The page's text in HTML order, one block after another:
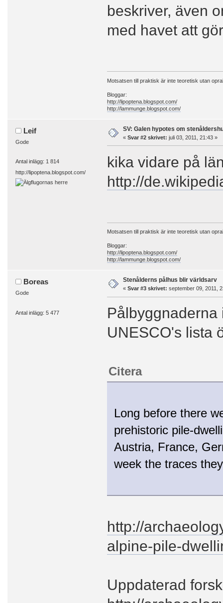
beskriver, även
med havet att
Motsatsen till praktisk är inte teoretisk utan
Bloggar:
http://lipoptena.blogspot.com/
http://lammunge.blogspot.com/
Leif
Gode
Antal inlägg: 1 814
http://lipoptena.blogspot.com/
SV: Galen hypotes om
« Svar #2 skrivet: juli 03, 2011, 21:43 »
kika vidare på
http://
Motsatsen till praktisk är inte teoretisk utan
Bloggar:
http://lipoptena.blogspot.com/
http://lammunge.blogspot.com/
Boreas
Gode
Antal inlägg: 5 477
Stenålderns pålhus blir världsarv
« Svar #3 skrivet: september 09, 2011,
UNESCO's lista
Citera
Long before there
prehistoric pile-
Austria, France,
week the traces
http://
alpine-pile-
Uppdaterad